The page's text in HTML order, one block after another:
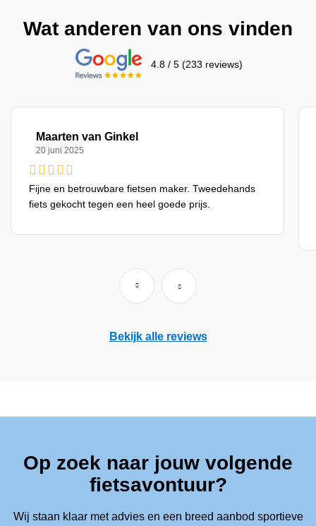
Wat anderen van ons vinden
4.8 / 5 (233 reviews)
Maarten van Ginkel
20 juni 2025
Fijne en betrouwbare fietsen maker. Tweedehands
fiets gekocht tegen een heel goede prijs.
Bekijk alle reviews
Op zoek naar jouw volgende
fietsavontuur?
Wij staan klaar met advies en een breed aanbod sportieve